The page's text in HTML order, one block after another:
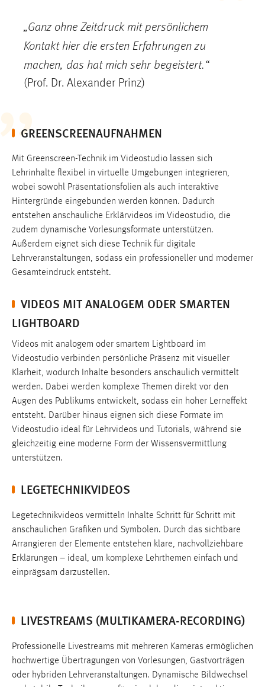
„Ganz ohne Zeitdruck mit persönlichem
Kontakt hier die ersten Erfahrungen zu
machen, das hat mich sehr begeistert.“
(Prof. Dr. Alexander Prinz)
GREENSCREENAUFNAHMEN
Mit Greenscreen-Technik im Videostudio lassen sich
Lehrinhalte flexibel in virtuelle Umgebungen integrieren,
wobei sowohl Präsentationsfolien als auch interaktive
Hintergründe eingebunden werden können. Dadurch
entstehen anschauliche Erklärvideos im Videostudio, die
zudem dynamische Vorlesungsformate unterstützen.
Außerdem eignet sich diese Technik für digitale
Lehrveranstaltungen, sodass ein professioneller und moderner
Gesamteindruck entsteht.
VIDEOS MIT ANALOGEM ODER SMARTEN
LIGHTBOARD
Videos mit analogem oder smartem Lightboard im
Videostudio verbinden persönliche Präsenz mit visueller
Klarheit, wodurch Inhalte besonders anschaulich vermittelt
werden. Dabei werden komplexe Themen direkt vor den
Augen des Publikums entwickelt, sodass ein hoher Lerneffekt
entsteht. Darüber hinaus eignen sich diese Formate im
Videostudio ideal für Lehrvideos und Tutorials, während sie
gleichzeitig eine moderne Form der Wissensvermittlung
unterstützen.
LEGETECHNIKVIDEOS
Legetechnikvideos vermitteln Inhalte Schritt für Schritt mit
anschaulichen Grafiken und Symbolen. Durch das sichtbare
Arrangieren der Elemente entstehen klare, nachvollziehbare
Erklärungen – ideal, um komplexe Lehrthemen einfach und
einprägsam darzustellen.
LIVESTREAMS (MULTIKAMERA-RECORDING)
Professionelle Livestreams mit mehreren Kameras ermöglichen
hochwertige Übertragungen von Vorlesungen, Gastvorträgen
oder hybriden Lehrveranstaltungen. Dynamische Bildwechsel
unsere Besucher unsere Website nutzen.
Matomo
Name:
_pk_ref, _pk_cvar, _pk_id, _pk_ses
Max. 13 Monate
MARKETING
verwendet, um personalisierte Werbung anzuzeigen.
Sie tun dies, indem sie Besucher über Websites
hinweg verfolgen.
Name:
_gcl_au
Anbieter:
Google Ireland Limited
Zweck:
Conversion-Tracking
Cookie Laufzeit:
3 Monate
Name:
Anbieter:
Facebook
Zweck:
Conversion-Tracking
EXTERNE MEDIEN
Um Inhalte von Videoplattformen und Social Media